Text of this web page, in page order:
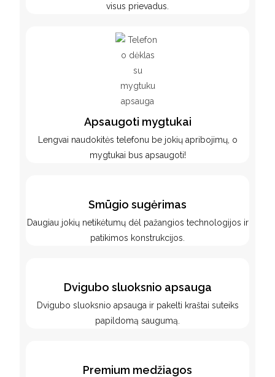
visus prievadus.
Apsaugoti mygtukai
Lengvai naudokitės telefonu be jokių apribojimų, o
mygtukai bus apsaugoti!
Smūgio sugėrimas
Daugiau jokių netikėtumų dėl pažangios technologijos ir
patikimos konstrukcijos.
Dvigubo sluoksnio apsauga
Dvigubo sluoksnio apsauga ir pakelti kraštai suteiks
papildomą saugumą.
Premium medžiagos